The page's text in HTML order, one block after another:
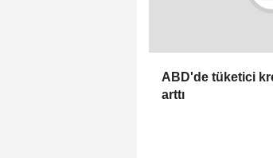
ABD'de tüketici
arttı